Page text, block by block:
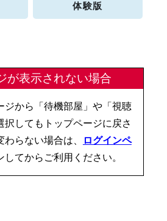
体験版
が表示されない場合
ジから「待機部屋」や「視聴
択してもトップページに戻さ
らない場合は、
ログインペ
してからご利用ください。